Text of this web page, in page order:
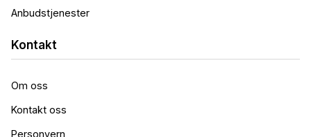
Anbudstjenester
Kontakt
Om oss
Kontakt oss
Personvern